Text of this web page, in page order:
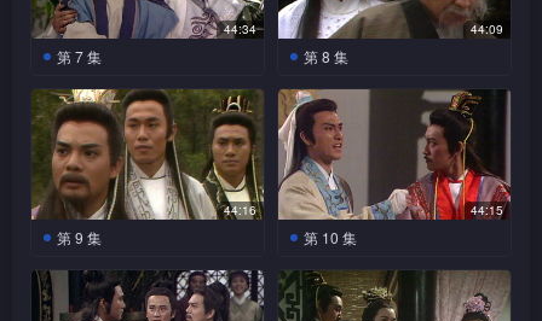
阴符。
符而滥杀无辜，刚巧田甲刺杀
齐湣王，孟尝君杀死田甲。夷
维诬陷是孟尝君主使田甲杀齐
孟尝君，毅子以死相谏，齐湣
王才放过孟尝君。信陵君知齐
湣王必会再次加害孟尝君，助
他逃往魏国，夷维派人追杀
之。
善良少年，暗中修炼太公阴
符，大有所成。七巧不知就
里，对他情深一片。信陵君偶
引，朝思夜念。
关，信陵君决到鬼谷追查。信
陵君赴阳城途中，遇如姬被山
贼欺凌，信陵君仗义相救，如
姬感恩图报，加上对信陵君有
好感，主动要跟随服侍信陵
君，信陵君感男女有别，拒绝
如姬。九妹刻意打扮讨好孟尝
君，阴差阳错，孟尝君误当她
是无双，倾诉爱意，九妹心
伤，唯仍撮合孟、双，孟尝君
河。范睢与七巧发生关系，七
巧有孕，巧父让二人成亲，二
病重，群医束手无策，范睢化
名张禄，医好须贾，须贾收留
于范睢。杜大等看穿九妹暗恋
孟尝君，设计戏弄一番，九妹
难堪不已，孟尝君坦言对她只
有兄妹之情，九妹唯黯然接受
事实。范睢随须贾出使秦国，
雄辩滔滔，甚得秦昭王赏识，
须贾妒忌，向魏齐诬陷范睢乃
秦之奸细，信陵君赏识范睢，
信陵君与孟尝君之感情，令孟
尝君误会信陵君独吞太公阴
44:34
第 7 集
而影响二人之感情，孟尝君保
证与她之感情不变，无双才放
心。平原君从孟尝君口中得知
信陵君独吞太公阴符，一怒往
杀信陵君，范睢假装奋勇相救
而受伤，令信陵君对他更为信
任，赠一大宅予他。如姬四处
寻找信陵君下落报恩，查出其
身份后，又自卑身份而不敢求
44:09
第 8 集
出太公阴符，幸孟尝君及时阻
止，才平息一场风波。如姬向
信陵君揭穿范睢身份，信陵君
派陆菲暗中调查，范睢察觉，
杀陆菲灭口。安厘王往探信陵
君，遇如姬，惊为天人，范睢
为讨好安厘王，答允助他一臂
之力，安排安厘王英雄救美，
但如姬未为所动，安厘王向信
44:16
第 9 集
被困于山洞，孟、平二人才相
信信陵君清白，三人绝处逢
44:15
第 10 集
被齐湣王迎回齐国拜相，九妹
感二人身份悬殊，黯然神伤。